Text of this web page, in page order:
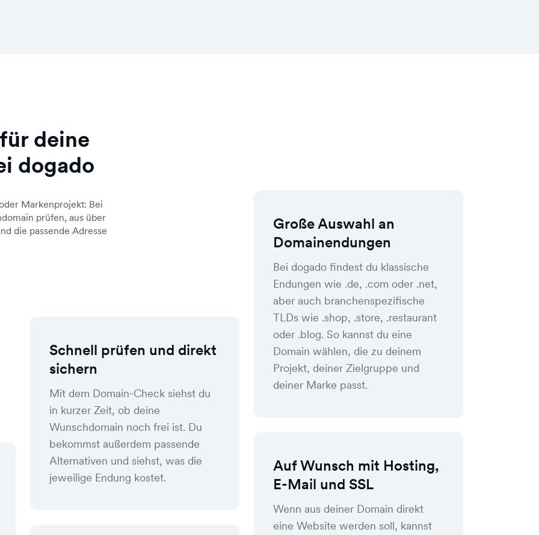
deine
dogado
Markenprojekt: Bei
prüfen, aus über
die passende Adresse
Schnell prüfen und direkt
sichern
Mit dem Domain-Check siehst du
in kurzer Zeit, ob deine
Wunschdomain noch frei ist. Du
bekommst außerdem passende
Alternativen und siehst, was die
jeweilige Endung kostet.
Große Auswahl an
Domainendungen
Bei dogado findest du klassische
Endungen wie .de, .com oder .net,
aber auch branchenspezifische
TLDs wie .shop, .store, .restaurant
oder .blog. So kannst du eine
Domain wählen, die zu deinem
Projekt, deiner Zielgruppe und
deiner Marke passt.
Auf Wunsch mit Hosting,
E-Mail und SSL
Wenn aus deiner Domain direkt
eine Website werden soll, kannst